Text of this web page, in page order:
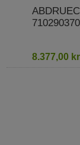
710290370
8.377,00